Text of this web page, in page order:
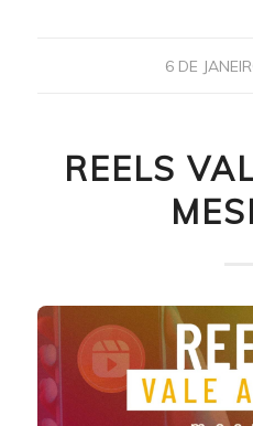
6 DE
REELS